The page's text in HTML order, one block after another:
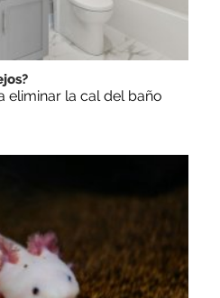
eliminar la cal del baño